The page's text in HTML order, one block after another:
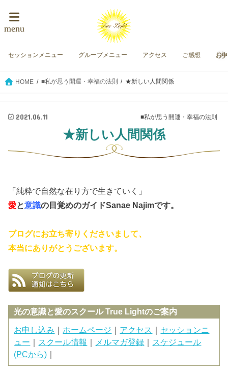
menu
セッションメニュー グループメニュー アクセス ご感想 お
HOME ■私が思う開運・幸福の法則 ★新しい人間関係
■私が思う開運・幸福の法則
2021.06.11
★新しい人間関係
「純粋で自然な在り方で生きていく」
愛と意識の目覚めのガイドSanae Najimです。
ブログにお立ち寄りくださいまして、
本当にありがとうございます。
光の意識と愛のスクール True Lightのご案内
お申し込み ｜ ホームページ ｜ アクセス ｜ セッションニ
ュー ｜ スクール情報 ｜ メルマガ登録 ｜ スケジュール
(PCから) ｜